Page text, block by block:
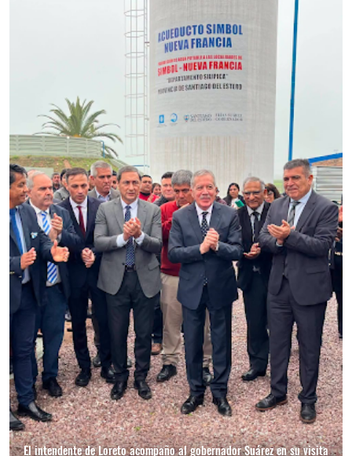
El intendente de Loreto acompaño al gobernador Suárez en su visita